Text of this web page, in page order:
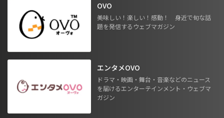
OVO
美味しい！楽しい！感動！ 身近で旬な話
題を発信するウェブマガジン
エンタメOVO
ドラマ・映画・舞台・音楽などのニュース
を届けるエンターテインメント・ウェブマ
ガジン